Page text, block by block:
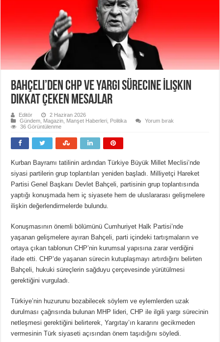
Bahçeli’den CHP ve Yargı Sürecine İlişkin
Dikkat Çeken Mesajlar
Editör
2 Haziran 2026
Gündem Magazin Manşet Haberleri Politika
Yorum bırak
36 Görüntülenme
Kurban Bayramı tatilinin ardından Türkiye Büyük Millet Meclisi’nde
siyasi partilerin grup toplantıları yeniden başladı. Milliyetçi Hareket
Partisi Genel Başkanı Devlet Bahçeli, partisinin grup toplantısında
yaptığı konuşmada hem iç siyasete hem de uluslararası gelişmelere
ilişkin değerlendirmelerde bulundu.
Konuşmasının önemli bölümünü Cumhuriyet Halk Partisi’nde
yaşanan gelişmelere ayıran Bahçeli, parti içindeki tartışmaların ve
ortaya çıkan tablonun CHP’nin kurumsal yapısına zarar verdiğini
ifade etti. CHP’de yaşanan sürecin kutuplaşmayı artırdığını belirten
Bahçeli, hukuki süreçlerin sağduyu çerçevesinde yürütülmesi
gerektiğini vurguladı.
Türkiye’nin huzurunu bozabilecek söylem ve eylemlerden uzak
durulması çağrısında bulunan MHP lideri, CHP ile ilgili yargı sürecinin
netleşmesi gerektiğini belirterek, Yargıtay’ın kararını gecikmeden
vermesinin Türk siyaseti açısından önem taşıdığını söyledi.